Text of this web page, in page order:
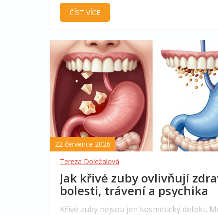
ČÍST VÍCE
22 července 2026
Tereza Doležalová
Jak křivé zuby ovlivňují
bolesti, trávení a psychika
Křivé zuby nejsou jen kosmetický defekt.